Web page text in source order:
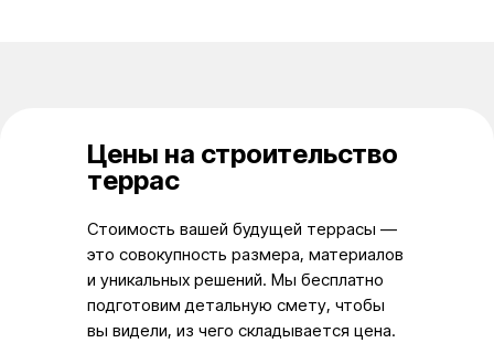
Цены на строительство
террас
Стоимость вашей будущей террасы —
это совокупность размера, материалов
и уникальных решений. Мы бесплатно
подготовим детальную смету, чтобы
вы видели, из чего складывается цена.